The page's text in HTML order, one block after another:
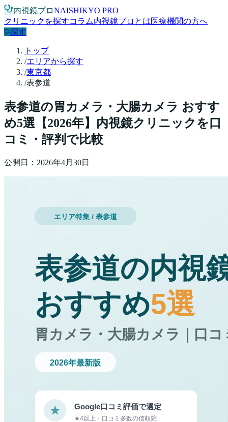
内視鏡プロNAISHIKYO PRO
クリニックを探すコラム内視鏡プロとは医療機関の方へ
探す
トップ
/エリアから探す
/東京都
/表参道
表参道の胃カメラ・大腸カメラ おすす
め5選【2026年】 内視鏡クリニックを口
コミ・評判で比較
公開日： 2026年4月30日